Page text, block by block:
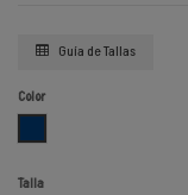
Guía de Tallas
Color
Talla